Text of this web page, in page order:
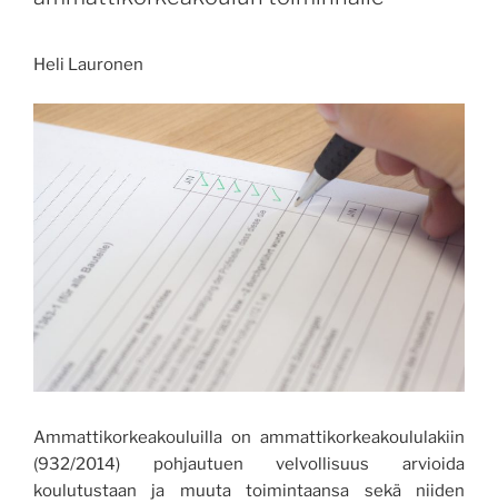
Heli Lauronen
Ammattikorkeakouluilla on ammattikorkeakoululakiin
(932/2014) pohjautuen velvollisuus arvioida
koulutustaan ja muuta toimintaansa sekä niiden